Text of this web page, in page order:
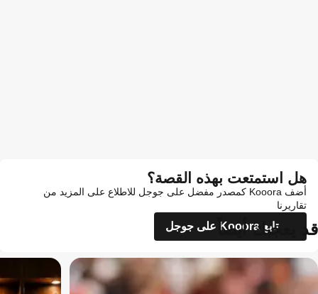
هل استمتعت بهذه القصة؟
أضف Kooora كمصدر مفضل على جوجل للاطلاع على المزيد من
تقاريرنا
تابع Kooora على جوجل
قد يعجبك أيضاً